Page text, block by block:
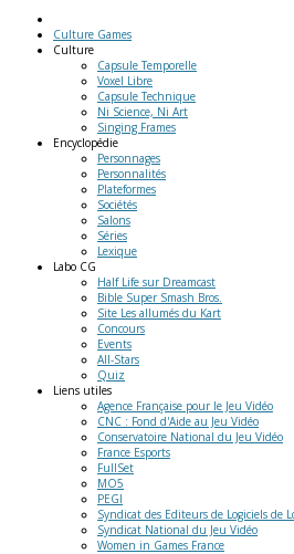
Culture Games
Culture
Capsule Temporelle
Voxel Libre
Capsule Technique
Ni Science, Ni Art
Singing Frames
Encyclopédie
Personnages
Personnalités
Plateformes
Sociétés
Salons
Séries
Lexique
Labo CG
Half Life sur Dreamcast
Bible Super Smash Bros.
Site Les allumés du Kart
Concours
Events
All-Stars
Quiz
Liens utiles
Agence Française pour le Jeu Vidéo
CNC : Fond d'Aide au Jeu Vidéo
Conservatoire National du Jeu Vidéo
France Esports
FullSet
MO5
PEGI
Syndicat des Editeurs de Logiciels de
Syndicat National du Jeu Vidéo
Women in Games France